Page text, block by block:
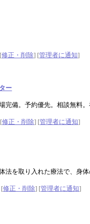
修正・削除] [管理者に通知]
ー
完備。予約優先。相談無料
修正・削除] [管理者に通知]
法を取り入れた療法で、
[修正・削除] [管理者に通知]